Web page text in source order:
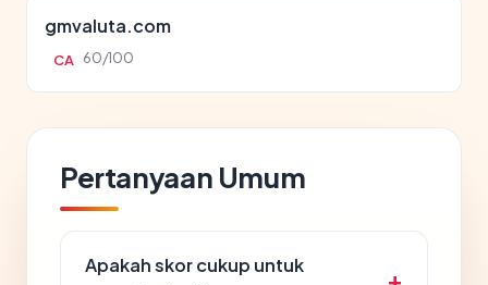
gmvaluta.com
CA 60/100
Pertanyaan Umum
Apakah skor cukup untuk